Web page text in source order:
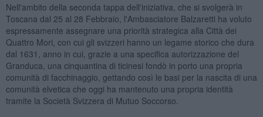
Nell'ambito della seconda tappa dell'iniziativa, che si svolgerà in
Toscana dal 25 al 28 Febbraio, l'Ambasciatore Balzaretti ha voluto
espressamente assegnare una priorità strategica alla Città dei
Quattro Mori, con cui gli svizzeri hanno un legame storico che dura
dal 1631, anno in cui, grazie a una specifica autorizzazione del
Granduca, una cinquantina di ticinesi fondò in porto una propria
comunità di facchinaggio, gettando così le basi per la nascita di una
comunità elvetica che oggi ha mantenuto una propria identità
tramite la Società Svizzera di Mutuo Soccorso.